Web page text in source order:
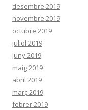
desembre 2019
novembre 2019
octubre 2019
juliol 2019
juny 2019
maig 2019
abril 2019
març 2019
febrer 2019